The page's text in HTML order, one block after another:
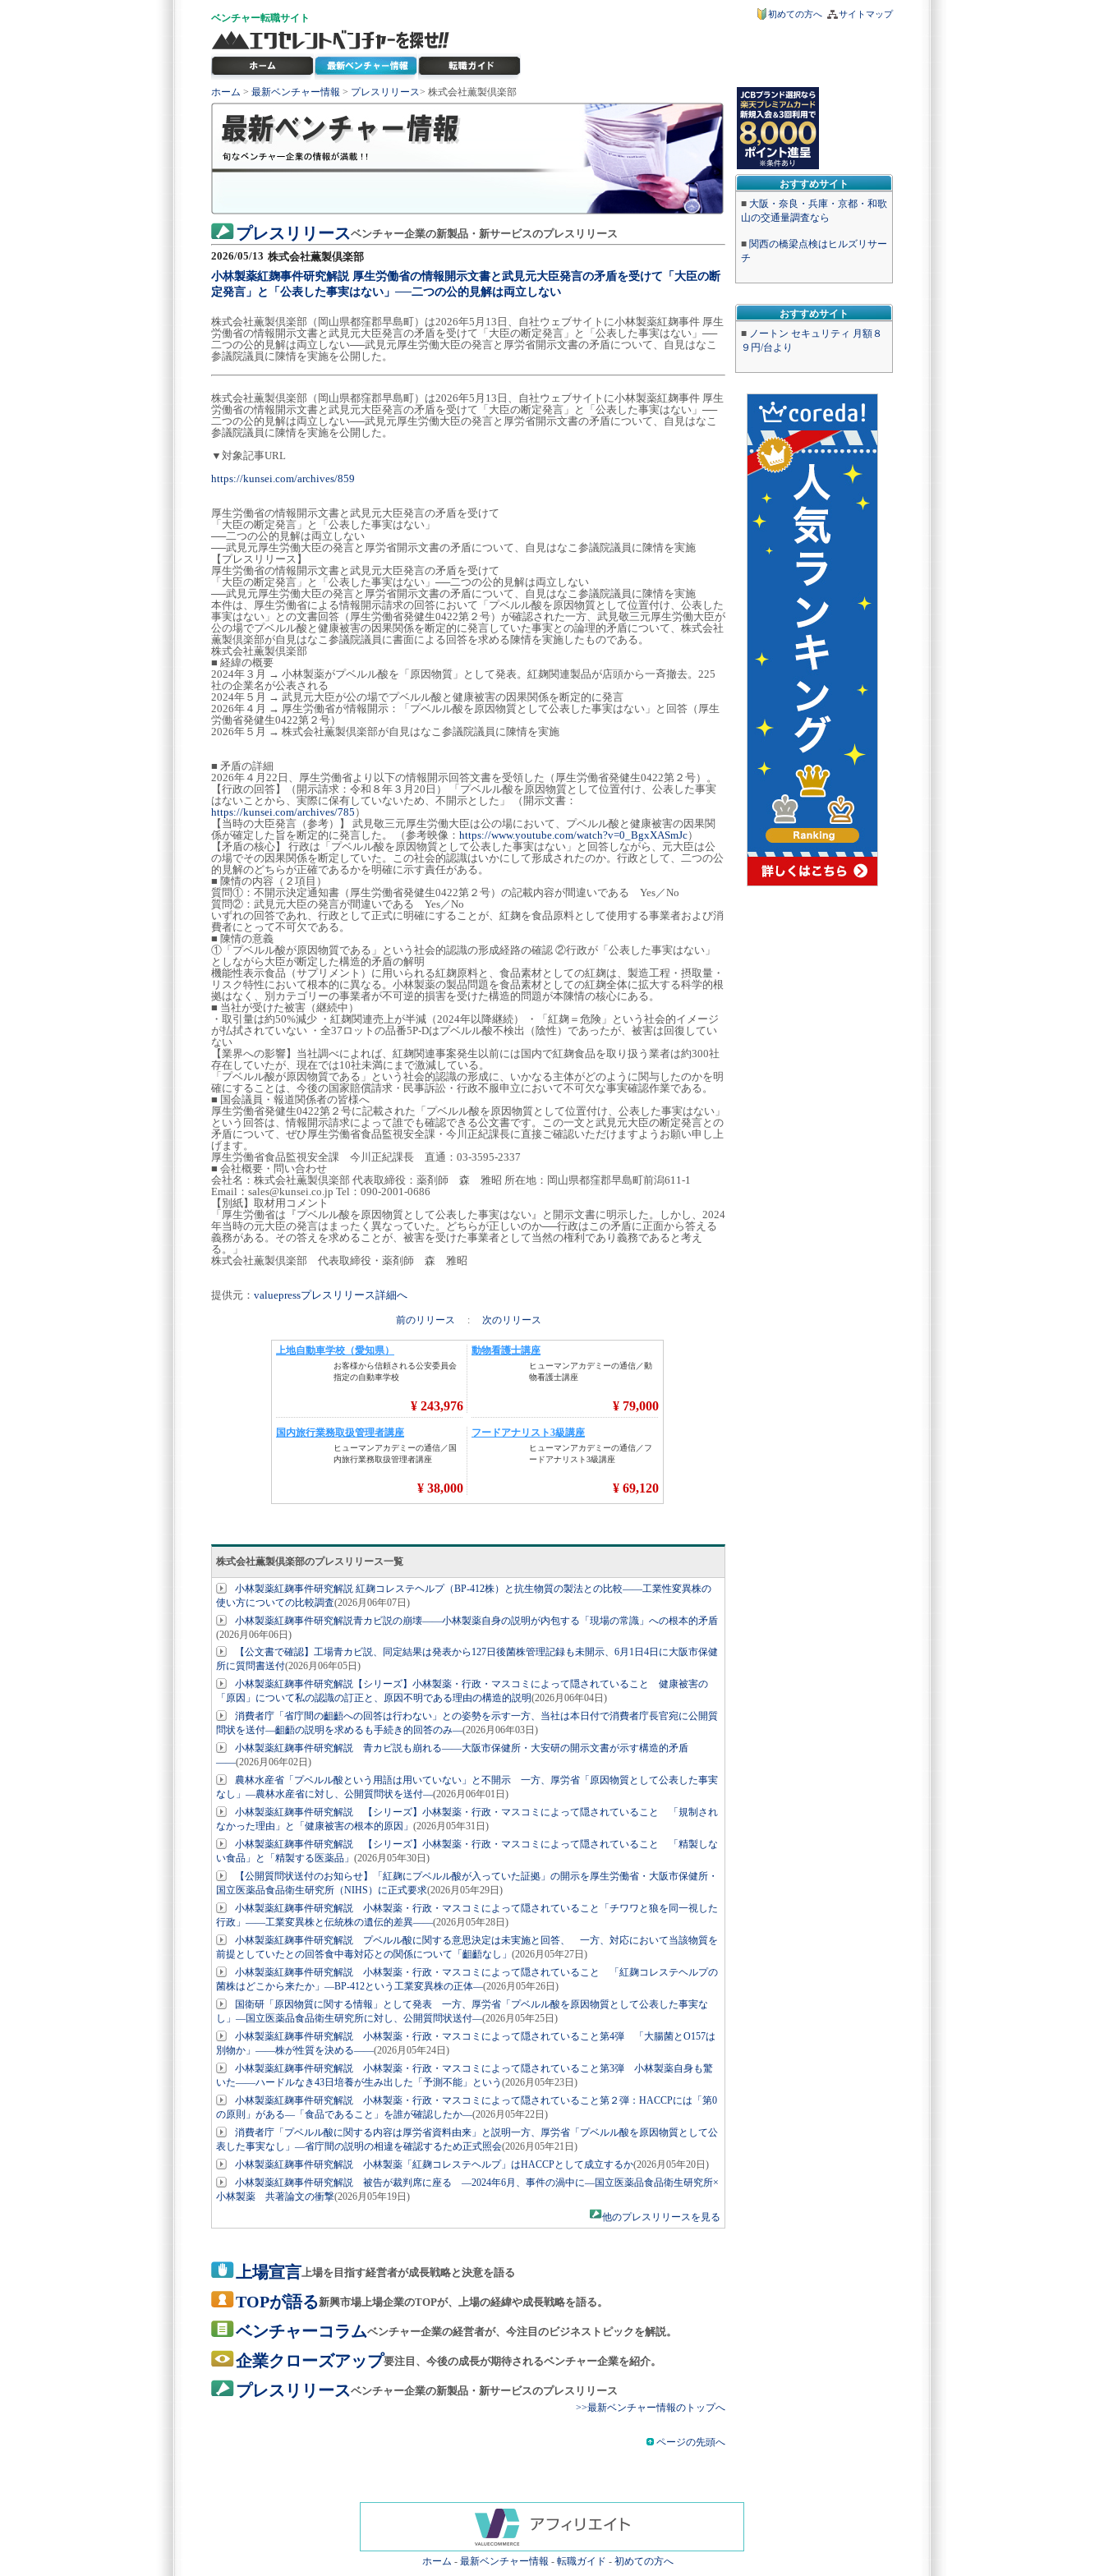
ベンチャー転職サイト サイトマップ
初めての方へ
おすすめサイト
■ 大阪・奈良・兵庫・京都・和歌
山の交通量調査なら
■ 関西の橋梁点検はヒルズリサー
チ
おすすめサイト
■ ノートン セキュリティ 月額８
９円/台より
ホーム > 最新ベンチャー情報 > プレスリリース> 株式会社薫製倶楽部
プレスリリースベンチャー企業の新製品・新サービスのプレスリリース
2026/05/13 株式会社薫製倶楽部
小林製薬紅麹事件研究解説 厚生労働省の情報開示文書と武見元大臣発言の矛盾を受けて「大臣の断
定発言」と「公表した事実はない」──二つの公的見解は両立しない
株式会社薫製倶楽部（岡山県都窪郡早島町）は2026年5月13日、自社ウェブサイトに小林製薬紅麹事件 厚生
労働省の情報開示文書と武見元大臣発言の矛盾を受けて「大臣の断定発言」と「公表した事実はない」──
二つの公的見解は両立しない──武見元厚生労働大臣の発言と厚労省開示文書の矛盾について、自見はなこ
参議院議員に陳情を実施を公開した。
株式会社薫製倶楽部（岡山県都窪郡早島町）は2026年5月13日、自社ウェブサイトに小林製薬紅麹事件 厚生
労働省の情報開示文書と武見元大臣発言の矛盾を受けて「大臣の断定発言」と「公表した事実はない」──
二つの公的見解は両立しない──武見元厚生労働大臣の発言と厚労省開示文書の矛盾について、自見はなこ
参議院議員に陳情を実施を公開した。
▼対象記事URL
https://kunsei.com/archives/859
厚生労働省の情報開示文書と武見元大臣発言の矛盾を受けて
「大臣の断定発言」と「公表した事実はない」
──二つの公的見解は両立しない
──武見元厚生労働大臣の発言と厚労省開示文書の矛盾について、自見はなこ参議院議員に陳情を実施
【プレスリリース】
厚生労働省の情報開示文書と武見元大臣発言の矛盾を受けて
「大臣の断定発言」と「公表した事実はない」──二つの公的見解は両立しない
──武見元厚生労働大臣の発言と厚労省開示文書の矛盾について、自見はなこ参議院議員に陳情を実施
本件は、厚生労働省による情報開示請求の回答において「プベルル酸を原因物質として位置付け、公表した
事実はない」との文書回答（厚生労働省発健生0422第２号）が確認された一方、武見敬三元厚生労働大臣が
公の場でプベルル酸と健康被害の因果関係を断定的に発言していた事実との論理的矛盾について、株式会社
薫製倶楽部が自見はなこ参議院議員に書面による回答を求める陳情を実施したものである。
株式会社薫製倶楽部
■ 経緯の概要
2024年３月 → 小林製薬がプベルル酸を「原因物質」として発表。紅麹関連製品が店頭から一斉撤去。225
社の企業名が公表される
2024年５月 → 武見元大臣が公の場でプベルル酸と健康被害の因果関係を断定的に発言
2026年４月 → 厚生労働省が情報開示：「プベルル酸を原因物質として公表した事実はない」と回答（厚生
労働省発健生0422第２号）
2026年５月 → 株式会社薫製倶楽部が自見はなこ参議院議員に陳情を実施
■ 矛盾の詳細
2026年４月22日、厚生労働省より以下の情報開示回答文書を受領した（厚生労働省発健生0422第２号）。
【行政の回答】（開示請求：令和８年３月20日） 「プベルル酸を原因物質として位置付け、公表した事実
はないことから、実際に保有していないため、不開示とした」 （開示文書：
https://kunsei.com/archives/785 ）
【当時の大臣発言（参考）】 武見敬三元厚生労働大臣は公の場において、プベルル酸と健康被害の因果関
係が確定した旨を断定的に発言した。 （参考映像： https://www.youtube.com/watch?v=0_BgxXASmJc）
【矛盾の核心】 行政は「プベルル酸を原因物質として公表した事実はない」と回答しながら、元大臣は公
の場でその因果関係を断定していた。この社会的認識はいかにして形成されたのか。行政として、二つの公
的見解のどちらが正確であるかを明確に示す責任がある。
■ 陳情の内容（２項目）
質問①：不開示決定通知書（厚生労働省発健生0422第２号）の記載内容が間違いである Yes／No
質問②：武見元大臣の発言が間違いである Yes／No
いずれの回答であれ、行政として正式に明確にすることが、紅麹を食品原料として使用する事業者および消
費者にとって不可欠である。
■ 陳情の意義
①「プベルル酸が原因物質である」という社会的認識の形成経路の確認 ②行政が「公表した事実はない」
としながら大臣が断定した構造的矛盾の解明
機能性表示食品（サプリメント）に用いられる紅麹原料と、食品素材としての紅麹は、製造工程・摂取量・
リスク特性において根本的に異なる。小林製薬の製品問題を食品素材としての紅麹全体に拡大する科学的根
拠はなく、別カテゴリーの事業者が不可逆的損害を受けた構造的問題が本陳情の核心にある。
■ 当社が受けた被害（継続中）
・取引量は約50%減少 ・紅麹関連売上が半減（2024年以降継続） ・「紅麹＝危険」という社会的イメージ
が払拭されていない ・全37ロットの品番5P-Dはプベルル酸不検出（陰性）であったが、被害は回復してい
ない
【業界への影響】当社調べによれば、紅麹関連事案発生以前には国内で紅麹食品を取り扱う業者は約300社
存在していたが、現在では10社未満にまで激減している。
「プベルル酸が原因物質である」という社会的認識の形成に、いかなる主体がどのように関与したのかを明
確にすることは、今後の国家賠償請求・民事訴訟・行政不服申立において不可欠な事実確認作業である。
■ 国会議員・報道関係者の皆様へ
厚生労働省発健生0422第２号に記載された「プベルル酸を原因物質として位置付け、公表した事実はない」
という回答は、情報開示請求によって誰でも確認できる公文書です。この一文と武見元大臣の断定発言との
矛盾について、ぜひ厚生労働省食品監視安全課・今川正紀課長に直接ご確認いただけますようお願い申し上
げます。
厚生労働省食品監視安全課 今川正紀課長 直通：03-3595-2337
■ 会社概要・問い合わせ
会社名：株式会社薫製倶楽部 代表取締役：薬剤師 森 雅昭 所在地：岡山県都窪郡早島町前潟611-1
Email：sales@kunsei.co.jp Tel：090-2001-0686
【別紙】取材用コメント
「厚生労働省は『プベルル酸を原因物質として公表した事実はない』と開示文書に明示した。しかし、2024
年当時の元大臣の発言はまったく異なっていた。どちらが正しいのか──行政はこの矛盾に正面から答える
義務がある。その答えを求めることが、被害を受けた事業者として当然の権利であり義務であると考え
る。」
株式会社薫製倶楽部 代表取締役・薬剤師 森 雅昭
提供元： valuepressプレスリリース詳細へ
前のリリース : 次のリリース
株式会社薫製倶楽部のプレスリリース一覧
小林製薬紅麹事件研究解説 紅麹コレステヘルプ（BP-412株）と抗生物質の製法との比較――工業性変異株の
使い方についての比較調査(2026月06年07日)
小林製薬紅麹事件研究解説青カビ説の崩壊――小林製薬自身の説明が内包する「現場の常識」への根本的矛盾
(2026月06年06日)
【公文書で確認】工場青カビ説、同定結果は発表から127日後菌株管理記録も未開示、6月1日4日に大阪市保健
所に質問書送付(2026月06年05日)
小林製薬紅麹事件研究解説【シリーズ】小林製薬・行政・マスコミによって隠されていること 健康被害の
「原因」について私の認識の訂正と、原因不明である理由の構造的説明(2026月06年04日)
消費者庁「省庁間の齟齬への回答は行わない」との姿勢を示す一方、当社は本日付で消費者庁長官宛に公開質
問状を送付―齟齬の説明を求めるも手続き的回答のみ―(2026月06年03日)
小林製薬紅麹事件研究解説 青カビ説も崩れる――大阪市保健所・大安研の開示文書が示す構造的矛盾
――(2026月06年02日)
農林水産省「プベルル酸という用語は用いていない」と不開示 一方、厚労省「原因物質として公表した事実
なし」―農林水産省に対し、公開質問状を送付―(2026月06年01日)
小林製薬紅麹事件研究解説 【シリーズ】小林製薬・行政・マスコミによって隠されていること 「規制され
なかった理由」と「健康被害の根本的原因」 (2026月05年31日)
小林製薬紅麹事件研究解説 【シリーズ】小林製薬・行政・マスコミによって隠されていること 「精製しな
い食品」と「精製する医薬品」 (2026月05年30日)
【公開質問状送付のお知らせ】「紅麹にプベルル酸が入っていた証拠」の開示を厚生労働省・大阪市保健所・
国立医薬品食品衛生研究所（NIHS）に正式要求(2026月05年29日)
小林製薬紅麹事件研究解説 小林製薬・行政・マスコミによって隠されていること「チワワと狼を同一視した
行政」――工業変異株と伝統株の遺伝的差異――(2026月05年28日)
小林製薬紅麹事件研究解説 プベルル酸に関する意思決定は未実施と回答、 一方、対応において当該物質を
前提としていたとの回答食中毒対応との関係について「齟齬なし」 (2026月05年27日)
小林製薬紅麹事件研究解説 小林製薬・行政・マスコミによって隠されていること 「紅麹コレステヘルプの
菌株はどこから来たか」―BP-412という工業変異株の正体―(2026月05年26日)
国衛研「原因物質に関する情報」として発表 一方、厚労省「プベルル酸を原因物質として公表した事実な
し」―国立医薬品食品衛生研究所に対し、公開質問状送付―(2026月05年25日)
小林製薬紅麹事件研究解説 小林製薬・行政・マスコミによって隠されていること第4弾 「大腸菌とO157は
別物か」――株が性質を決める――(2026月05年24日)
小林製薬紅麹事件研究解説 小林製薬・行政・マスコミによって隠されていること第3弾 小林製薬自身も驚
いた――ハードルなき43日培養が生み出した「予測不能」という (2026月05年23日)
小林製薬紅麹事件研究解説 小林製薬・行政・マスコミによって隠されていること第２弾：HACCPには「第0
の原則」がある―「食品であること」を誰が確認したか―(2026月05年22日)
消費者庁「プベルル酸に関する内容は厚労省資料由来」と説明一方、厚労省「プベルル酸を原因物質として公
表した事実なし」―省庁間の説明の相違を確認するため正式照会(2026月05年21日)
小林製薬紅麹事件研究解説 小林製薬「紅麹コレステヘルプ」はHACCPとして成立するか(2026月05年20日)
小林製薬紅麹事件研究解説 被告が裁判席に座る ―2024年6月、事件の渦中に―国立医薬品食品衛生研究所×
小林製薬 共著論文の衝撃(2026月05年19日)
他のプレスリリースを見る
上場宣言上場を目指す経営者が成長戦略と決意を語る
TOPが語る新興市場上場企業のTOPが、上場の経緯や成長戦略を語る。
ベンチャーコラムベンチャー企業の経営者が、今注目のビジネストピックを解説。
企業クローズアップ要注目、今後の成長が期待されるベンチャー企業を紹介。
プレスリリースベンチャー企業の新製品・新サービスのプレスリリース
>>最新ベンチャー情報のトップへ
ページの先頭へ
ホーム - 最新ベンチャー情報 - 転職ガイド - 初めての方へ